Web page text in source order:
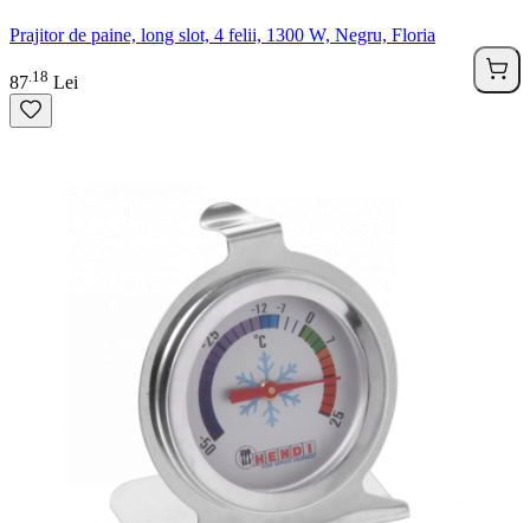
Prajitor de paine, long slot, 4 felii, 1300 W, Negru, Floria
87 18 Lei